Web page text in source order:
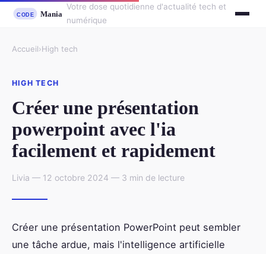
Votre dose quotidienne d'actualité tech et
numérique
Accueil›High tech
HIGH TECH
Créer une présentation
powerpoint avec l'ia
facilement et rapidement
Livia — 12 octobre 2024 — 3 min de lecture
Créer une présentation PowerPoint peut sembler
une tâche ardue, mais l'intelligence artificielle